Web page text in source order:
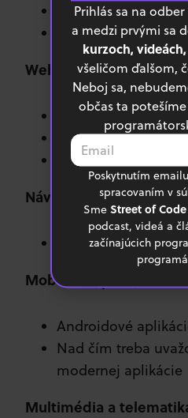
Backend v PHP –
Tvorba webovej
Webové služby (alebo
Webové servici
REST, SOAP
Java v prostredí
Návrhové vzory
Učenie sa
Mobilné výpočty
Androidové
Nad čím treba
modernej aplikácie
Multimédia a
Prihlás sa na
a medzi prvými sa
kurzoch,
všeličom ďalšom,
Neboj sa,
občas ta
Poskytnutím
spracovaním v
Sme Street of Code
podcast, videá a
začínajúcich